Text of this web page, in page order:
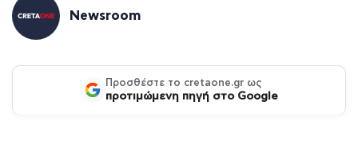
Newsroom
Προσθέστε το cretaone.gr ως
προτιμώμενη πηγή στο Google